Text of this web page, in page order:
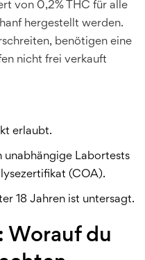
von 0,2% THC für alle
hergestellt werden.
benötigen eine
nicht frei verkauft
erlaubt.
Labortests
(COA).
18 Jahren ist untersagt.
Worauf du